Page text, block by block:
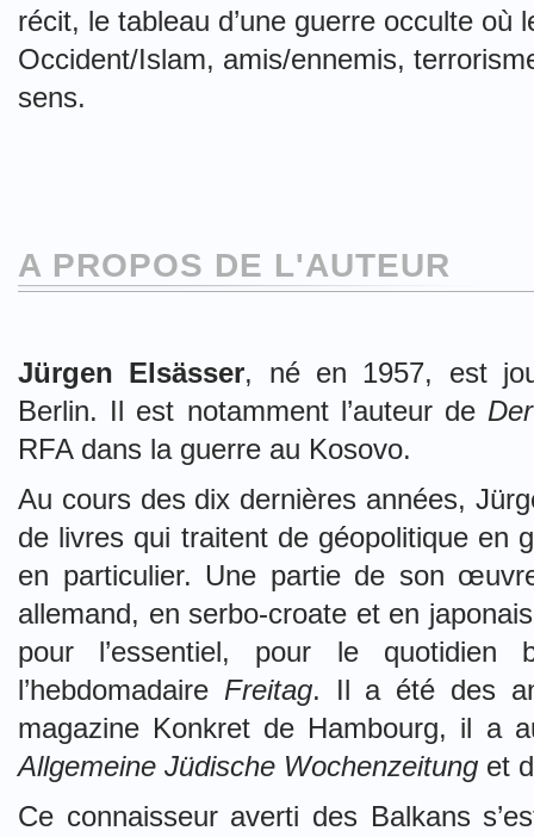
récit, le tableau d’une guerre occulte
Occident/Islam, amis/ennemis,
sens.
A PROPOS DE L'AUTEUR
Jürgen Elsässer, né en 1957, est
Berlin. Il est notamment l’auteur de
RFA dans la guerre au Kosovo.
Au cours des dix dernières années,
de livres qui traitent de géopolitique en
en particulier. Une partie de son
allemand, en serbo-croate et en
pour l’essentiel, pour le quotidien
l’hebdomadaire Freitag. Il a été des
magazine Konkret de Hambourg, il a
Allgemeine Jüdische Wochenzeitung et
Ce connaisseur averti des Balkans